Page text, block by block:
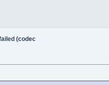
(codec